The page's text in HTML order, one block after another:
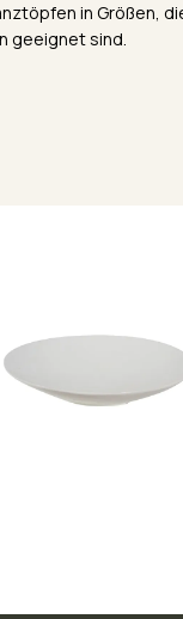
in Größen,
geeignet sind.